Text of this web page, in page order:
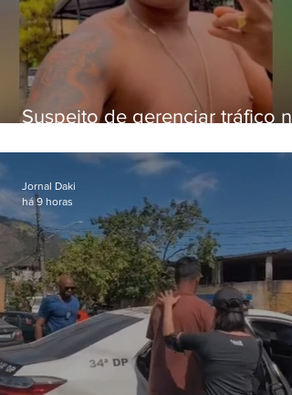
Suspeito de gerenciar tráfico na
foragido
Jornal Daki
há 9 horas